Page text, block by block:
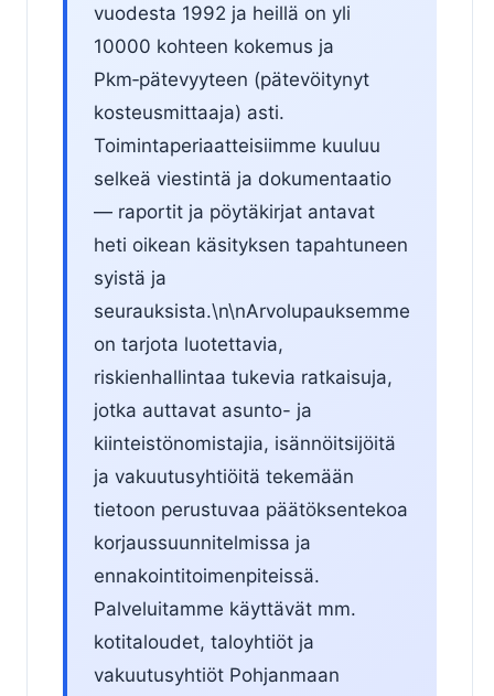
vuodesta 1992 ja heillä on yli
10000 kohteen kokemus ja
Pkm‑pätevyyteen (pätevöitynyt
kosteusmittaaja) asti.
Toimintaperiaatteisiimme kuuluu
selkeä viestintä ja dokumentaatio
— raportit ja pöytäkirjat antavat
heti oikean käsityksen tapahtuneen
syistä ja
seurauksista.\n\nArvolupauksemme
on tarjota luotettavia,
riskienhallintaa tukevia ratkaisuja,
jotka auttavat asunto- ja
kiinteistönomistajia, isännöitsijöitä
ja vakuutusyhtiöitä tekemään
tietoon perustuvaa päätöksentekoa
korjaussuunnitelmissa ja
ennakointitoimenpiteissä.
Palveluitamme käyttävät mm.
kotitaloudet, taloyhtiöt ja
vakuutusyhtiöt Pohjanmaan